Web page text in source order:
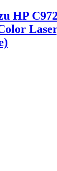
HP